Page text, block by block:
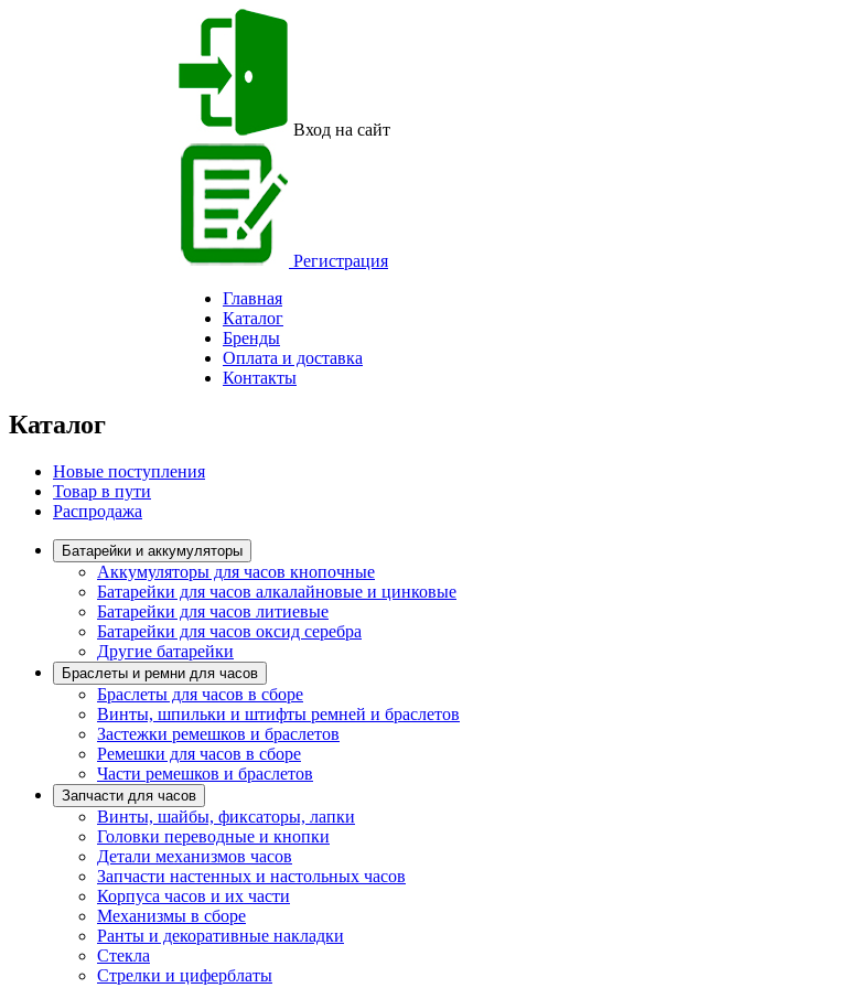
Вход на сайт
Регистрация
Главная
Каталог
Бренды
Оплата и доставка
Контакты
Каталог
Новые поступления
Товар в пути
Распродажа
Батарейки и аккумуляторы
Аккумуляторы для часов кнопочные
Батарейки для часов алкалайновые и цинковые
Батарейки для часов литиевые
Батарейки для часов оксид серебра
Другие батарейки
Браслеты и ремни для часов
Браслеты для часов в сборе
Винты, шпильки и штифты ремней и браслетов
Застежки ремешков и браслетов
Ремешки для часов в сборе
Части ремешков и браслетов
Запчасти для часов
Винты, шайбы, фиксаторы, лапки
Головки переводные и кнопки
Детали механизмов часов
Запчасти настенных и настольных часов
Корпуса часов и их части
Механизмы в сборе
Ранты и декоративные накладки
Стекла
Стрелки и циферблаты